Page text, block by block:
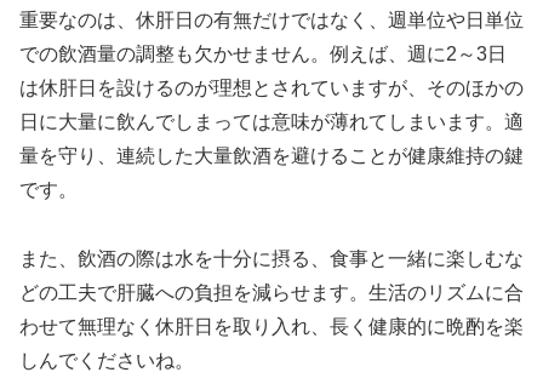
重要なのは、休肝日の有無だけではなく、週単位や日単位
での飲酒量の調整も欠かせません。例えば、週に2～3日
は休肝日を設けるのが理想とされていますが、そのほかの
日に大量に飲んでしまっては意味が薄れてしまいます。適
量を守り、連続した大量飲酒を避けることが健康維持の鍵
です。
また、飲酒の際は水を十分に摂る、食事と一緒に楽しむな
どの工夫で肝臓への負担を減らせます。生活のリズムに合
わせて無理なく休肝日を取り入れ、長く健康的に晩酌を楽
しんでくださいね。